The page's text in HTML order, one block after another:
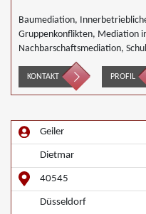
Baumediation,
Gruppenkonflikten, Mediation
Nachbarschaftsmediation,
KONTAKT PROFIL
Geiler
Dietmar
40545
Düsseldorf